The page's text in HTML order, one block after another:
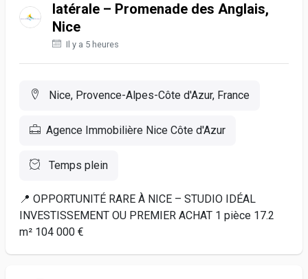
latérale – Promenade des Anglais,
Nice
Il y a 5 heures
Nice, Provence-Alpes-Côte d'Azur, France
Agence Immobilière Nice Côte d'Azur
Temps plein
📍 OPPORTUNITÉ RARE À NICE – STUDIO IDÉAL
INVESTISSEMENT OU PREMIER ACHAT 1 pièce 17.2
m² 104 000 €